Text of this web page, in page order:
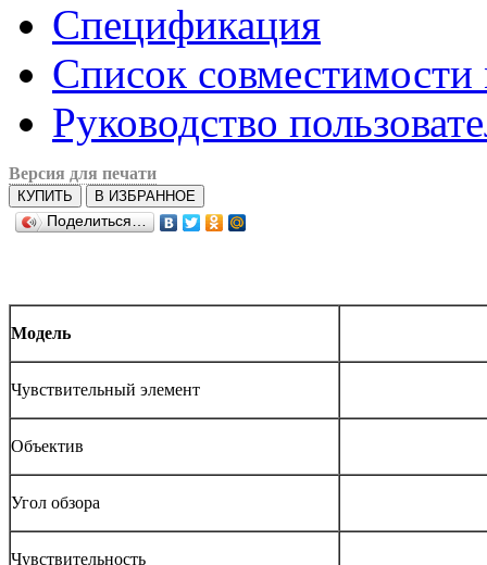
Спецификация
Список
Руководство
Версия для печати
КУПИТЬ
В ИЗБРАННОЕ
Поделиться…
Модель
Чувствительный элемент
Объектив
Угол обзора
Чувствительность